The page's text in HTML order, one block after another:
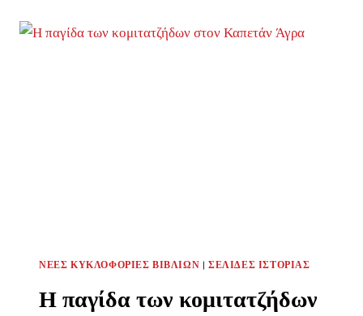
ΝΈΕΣ ΚΥΚΛΟΦΟΡΊΕΣ ΒΙΒΛΊΩΝ |ΣΕΛΊΔΕΣ ΙΣΤΟΡΊΑΣ
Η παγίδα των κομιτατζήδων